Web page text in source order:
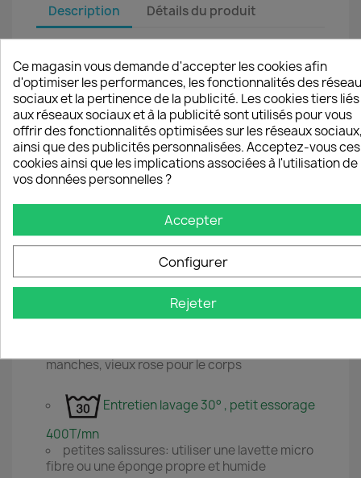
Description Détails du produit
pas la pluie de couleur burlat
anthracite
Manteau outdoorcoupe évasée imperméable
avec capuche pour femme en softshell, matière
déperlante, souple, respirante et coupe-vent.
Corps de couleur burlat
Capuche, bras d couleur anthracite
Coupe évasée
2 poches dans les coutures de coté
Manches raglan
Corps - devant et dos de couleur burlat
Grande capuche et bras de couleur
anthracite
Fermeture par pressions
Finitions surpiqures nervure pour assurer
manches, vieux rose pour le corps
Entretien lavage 30° , petit essorage
400T/mn
petites salissures: utiliser une lavette micro
fibre ou une éponge propre et humide
Ce magasin vous demande d'accepter les cookies afin
d'optimiser les performances, les fonctionnalités des
sociaux et la pertinence de la publicité. Les cookies tiers liés
aux réseaux sociaux et à la publicité sont utilisés pour vous
offrir des fonctionnalités optimisées sur les réseaux
ainsi que des publicités personnalisées. Acceptez-vous ces
cookies ainsi que les implications associées à l'utilisation de
vos données personnelles ?
Accepter
Configurer
Rejeter